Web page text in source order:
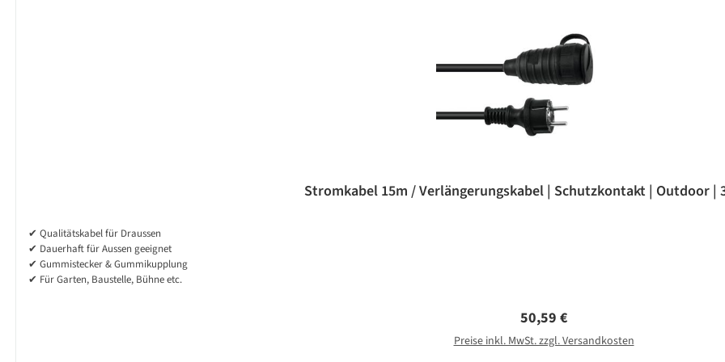
Stromkabel 15m / Verlängerungskabel | Schutzkontakt | Outdoor |
✔ Qualitätskabel für Draussen
✔ Dauerhaft für Aussen geeignet
✔ Gummistecker & Gummikupplung
✔ Für Garten, Baustelle, Bühne etc.
Regulärer Preis:
50,59 €
Preise inkl. MwSt. zzgl. Versandkosten